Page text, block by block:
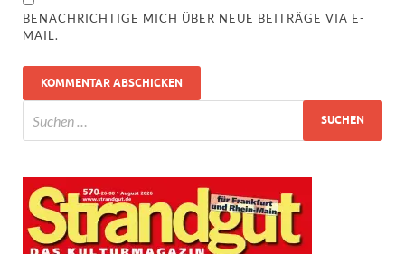
BENACHRICHTIGE MICH ÜBER NEUE BEITRÄGE VIA E-
MAIL.